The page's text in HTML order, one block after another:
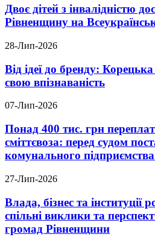
Двоє дітей з інвалідністю
Рівненщину на
28-Лип-2026
Від ідеї до бренду:
свою впізнаваність
07-Лип-2026
Понад 400 тис. грн
сміттєвоза: перед судом
комунального
27-Лип-2026
Влада, бізнес та інституції
спільні виклики та
громад Рівненщини